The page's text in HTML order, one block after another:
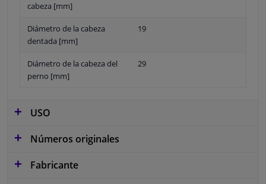
cabeza [mm]
Diámetro de la cabeza
dentada [mm]
19
Diámetro de la cabeza del
perno [mm]
29
USO
Números originales
Fabricante